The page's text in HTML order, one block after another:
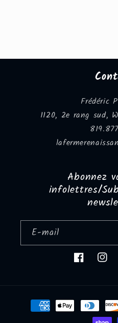
Frédéric
1120, 2e rang sud,
Abonnez
infolettres/
E-mail
Facebook
Moyens